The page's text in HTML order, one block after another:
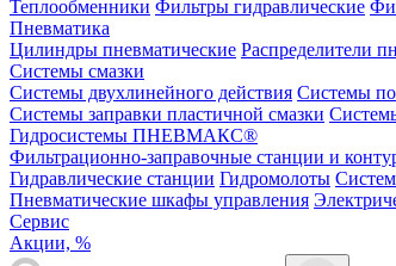
Теплообменники Фильтры гидравлические
Пневматика
Цилиндры пневматические Распределители
Системы смазки
Системы двухлинейного действия Системы
Системы заправки пластичной смазки
Гидросистемы ПНЕВМАКС®
Фильтрационно-заправочные станции и
Гидравлические станции Гидромолоты
Пневматические шкафы управления
Сервис
Акции, %